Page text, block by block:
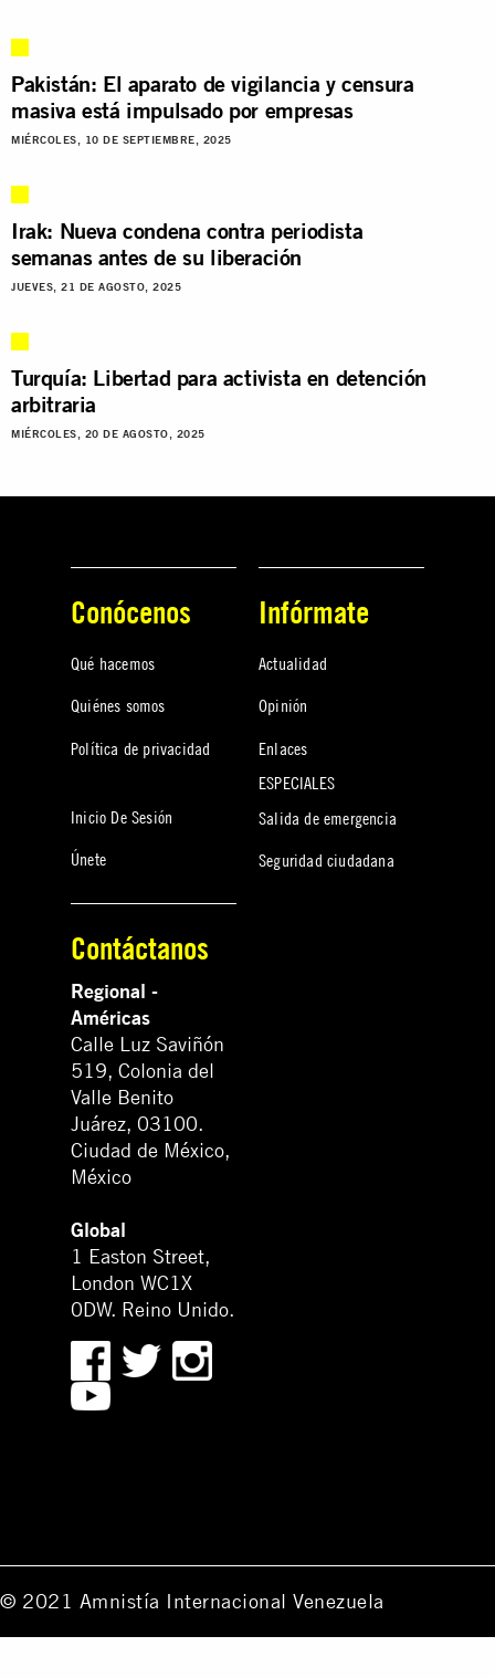
Pakistán: El aparato de vigilancia y censura
masiva está impulsado por empresas
MIÉRCOLES, 10 DE SEPTIEMBRE, 2025
Irak: Nueva condena contra periodista
semanas antes de su liberación
JUEVES, 21 DE AGOSTO, 2025
Turquía: Libertad para activista en detención
arbitraria
MIÉRCOLES, 20 DE AGOSTO, 2025
Conócenos
Qué hacemos
Quiénes somos
Política de privacidad
Inicio De Sesión
Únete
Infórmate
Actualidad
Opinión
Enlaces
ESPECIALES
Salida de emergencia
Seguridad ciudadana
Contáctanos
Regional -
Américas
Calle Luz Saviñón
519, Colonia del
Valle Benito
Juárez, 03100.
Ciudad de México,
México
Global
1 Easton Street,
London WC1X
0DW. Reino Unido.
© 2021 Amnistía Internacional Venezuela